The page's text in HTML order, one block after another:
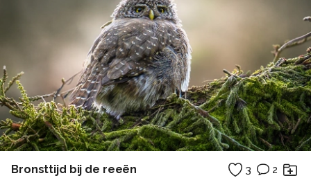
Bronsttijd bij de reeën 3 2